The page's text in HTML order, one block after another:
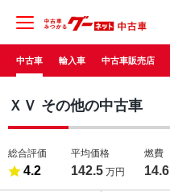
中古車 輸入車 中古車販売店
ＸＶ その他の中古車
総合評価
4.2
平均価格
142.5 万円
燃費
14.6